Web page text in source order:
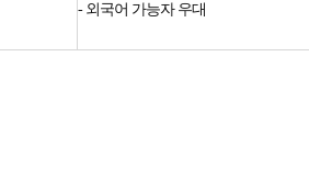
- 외국어 가능자 우대